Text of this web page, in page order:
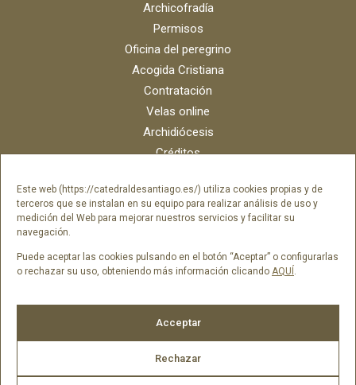
Este web (https://catedraldesantiago.es/) utiliza cookies propias y de
terceros que se instalan en su equipo para realizar análisis de uso y
medición del Web para mejorar nuestros servicios y facilitar su
navegación.
Puede aceptar las cookies pulsando en el botón “Aceptar” o configurarlas
o rechazar su uso, obteniendo más información clicando AQUÍ.
Acceptar
Rechazar
Archicofradía
Permisos
Oficina del peregrino
Acogida Cristiana
Contratación
Velas online
Archidiócesis
Créditos
Contacto
Portal del empleado SAMI Catedral